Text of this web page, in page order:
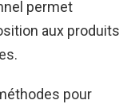
permet
aux produits
pour